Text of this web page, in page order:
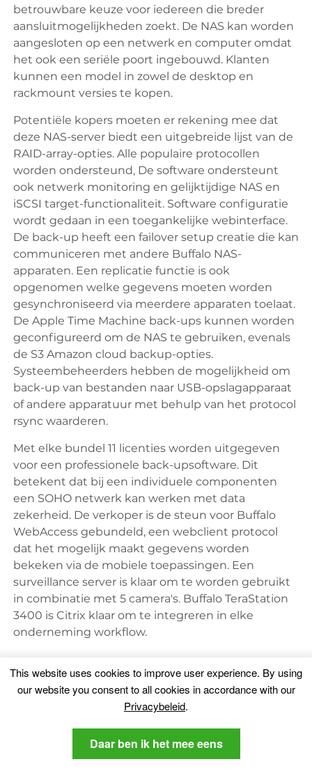
betrouwbare keuze voor iedereen die breder
aansluitmogelijkheden zoekt. De NAS kan worden
aangesloten op een netwerk en computer omdat
het ook een seriële poort ingebouwd. Klanten
kunnen een model in zowel de desktop en
rackmount versies te kopen.
Potentiële kopers moeten er rekening mee dat
deze NAS-server biedt een uitgebreide lijst van de
RAID-array-opties. Alle populaire protocollen
worden ondersteund, De software ondersteunt
ook netwerk monitoring en gelijktijdige NAS en
iSCSI target-functionaliteit. Software configuratie
wordt gedaan in een toegankelijke webinterface.
De back-up heeft een failover setup creatie die kan
communiceren met andere Buffalo NAS-
apparaten. Een replicatie functie is ook
opgenomen welke gegevens moeten worden
gesynchroniseerd via meerdere apparaten toelaat.
De Apple Time Machine back-ups kunnen worden
geconfigureerd om de NAS te gebruiken, evenals
de S3 Amazon cloud backup-opties.
Systeembeheerders hebben de mogelijkheid om
back-up van bestanden naar USB-opslagapparaat
of andere apparatuur met behulp van het protocol
rsync waarderen.
Met elke bundel 11 licenties worden uitgegeven
voor een professionele back-upsoftware. Dit
betekent dat bij een individuele componenten
een SOHO netwerk kan werken met data
zekerheid. De verkoper is de steun voor Buffalo
WebAccess gebundeld, een webclient protocol
dat het mogelijk maakt gegevens worden
bekeken via de mobiele toepassingen. Een
surveillance server is klaar om te worden gebruikt
in combinatie met 5 camera's. Buffalo TeraStation
3400 is Citrix klaar om te integreren in elke
onderneming workflow.
Wat we willen
This website uses cookies to improve user experience. By using
our website you consent to all cookies in accordance with our
Privacybeleid.
Daar ben ik het mee eens